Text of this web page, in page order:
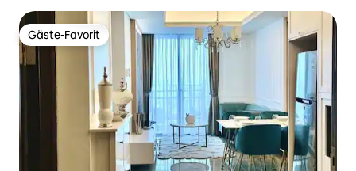
Gäste-Favorit
Gäste-Favorit